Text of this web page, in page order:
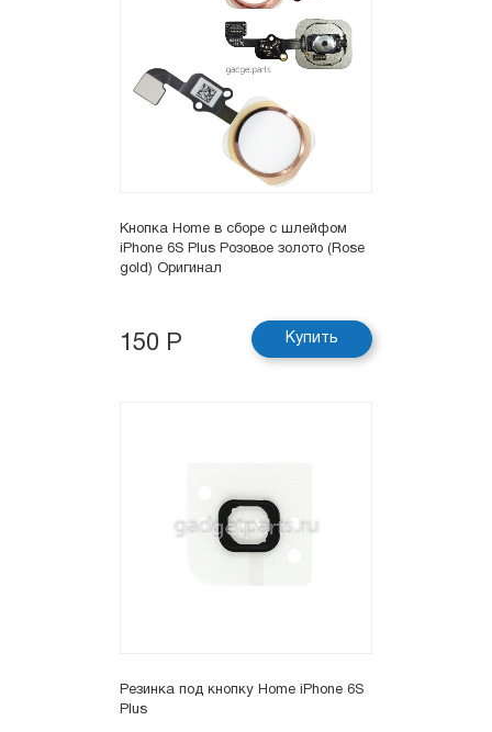
Кнопка Hоme в сборе с шлейфом
iPhone 6S Plus Розовое золото (Rose
gold) Оригинал
150 Р Купить
Резинка под кнопку Home iPhone 6S
Plus